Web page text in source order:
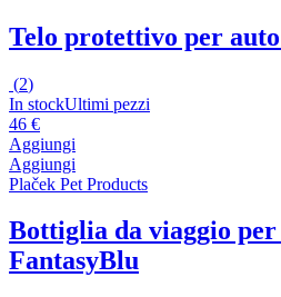
Telo protettivo per
(2)
In stockUltimi pezzi
46 €
Aggiungi
Aggiungi
Plaček Pet Products
Bottiglia da viaggio per
FantasyBlu